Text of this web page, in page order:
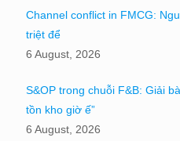
Channel conflict in FMCG:
triệt để
6 August, 2026
S&OP trong chuỗi F&B: Giải
tồn kho giờ ế”
6 August, 2026